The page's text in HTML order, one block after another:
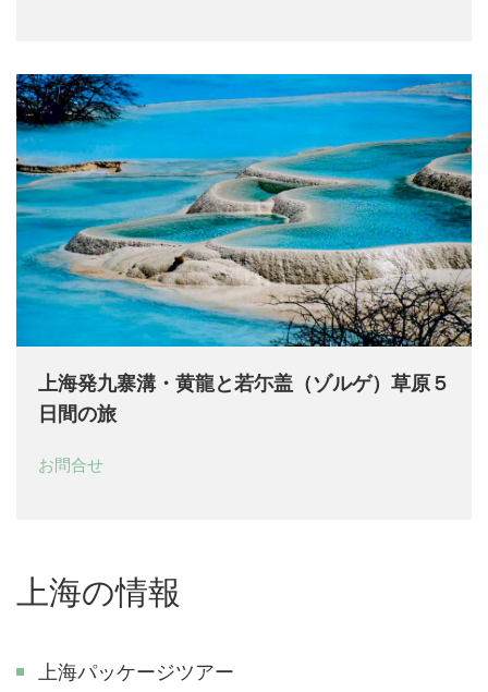
上海発九寨溝・黄龍と若尓盖（ゾルゲ）草原５
日間の旅
お問合せ
上海の情報
上海パッケージツアー